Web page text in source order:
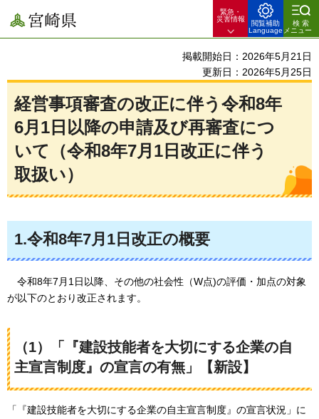
宮崎県
緊急・
災害情報
閲覧補助
Language
検索
メニュー
掲載開始日：2026年5月21日
更新日：2026年5月25日
経営事項審査の改正に伴う令和8年
6月1日以降の申請及び再審査につ
いて（令和8年7月1日改正に伴う
取扱い）
1.令和8年7月1日改正の概要
令和8年7月1日以降、その他の社会性（W点)の評価・加点の対象
が以下のとおり改正されます。
（1）「『建設技能者を大切にする企業の自
主宣言制度』の宣言の有無」【新設】
「『建設技能者を大切にする企業の自主宣言制度』の宣言状況」に